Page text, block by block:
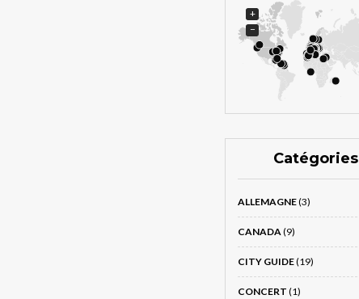
+
−
Catégories
ALLEMAGNE(3)
CANADA(9)
CITY GUIDE(19)
CONCERT (1)